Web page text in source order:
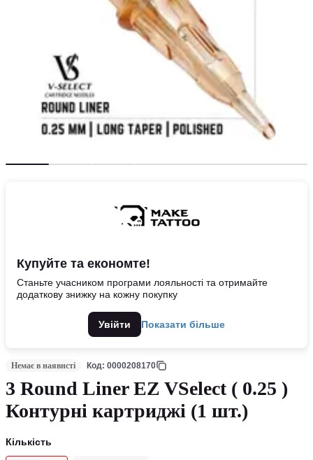
Купуйте та економте!
Станьте учасником програми лояльності та отримайте
додаткову знижку на кожну покупку
Увійти Показати більше
Немає в наявнсті Код: 0000208170
3 Round Liner EZ VSelect ( 0.25 )
Контурні картриджі (1 шт.)
Кількість